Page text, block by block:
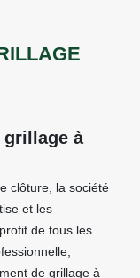
grillage à
clôture, la société
et les
de tous les
de grillage à